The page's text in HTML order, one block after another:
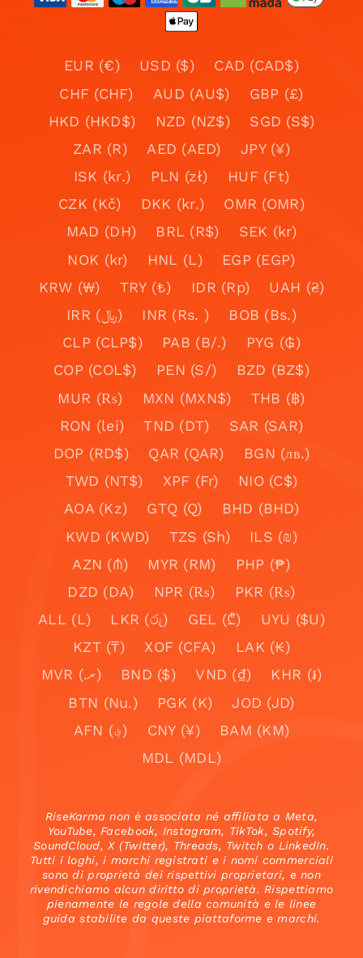
EUR (€) USD ($)
CAD (CAD$)
CHF (CHF)
AUD (AU$)
GBP (£)
HKD (HKD$)
NZD (NZ$)
SGD (S$)
ZAR (R)
AED (AED)
JPY (¥)
ISK (kr.)
PLN (zł)
HUF (Ft)
CZK (Kč)
DKK (kr.)
OMR (OMR)
MAD (DH)
BRL (R$)
SEK (kr)
NOK (kr)
HNL (L)
EGP (EGP)
KRW (₩)
TRY (₺) IDR (Rp)
UAH (₴)
IRR (﷼)
INR (Rs. )
BOB (Bs.)
CLP (CLP$)
PAB (B/.)
PYG (₲)
COP (COL$)
PEN (S/)
BZD (BZ$)
MUR (₨)
MXN (MXN$)
THB (฿)
RON (lei)
TND (DT)
SAR (SAR)
DOP (RD$)
QAR (QAR)
BGN (лв.)
TWD (NT$)
XPF (Fr)
NIO (C$)
AOA (Kz)
GTQ (Q)
BHD (BHD)
KWD (KWD)
TZS (Sh)
ILS (₪)
AZN (₼)
MYR (RM)
PHP (₱)
DZD (DA)
NPR (₨)
PKR (₨)
ALL (L)
LKR (රු) GEL (₾)
UYU ($U)
KZT (₸)
XOF (CFA)
LAK (₭)
MVR (.ރ)
BND ($) VND (₫)
KHR (៛)
BTN (Nu.)
PGK (K)
JOD (JD)
AFN (؋)
CNY (¥)
BAM (KM)
MDL (MDL)
RiseKarma non è associata né affiliata a Meta,
YouTube, Facebook, Instagram, TikTok, Spotify,
SoundCloud, X (Twitter), Threads, Twitch o LinkedIn.
Tutti i loghi, i marchi registrati e i nomi commerciali
sono di proprietà dei rispettivi proprietari, e non
rivendichiamo alcun diritto di proprietà. Rispettiamo
pienamente le regole della comunità e le linee
guida stabilite da queste piattaforme e marchi.